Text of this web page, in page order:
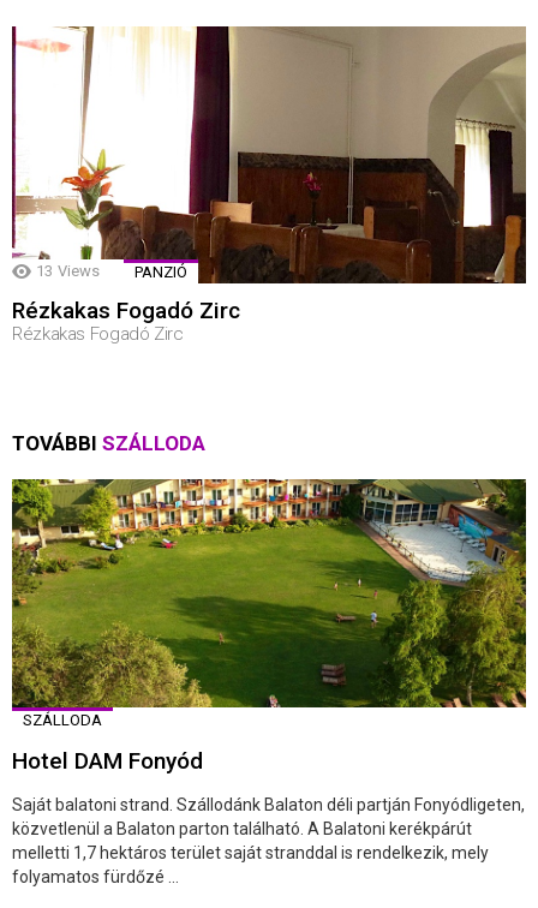
13 Views PANZIÓ
Rézkakas Fogadó Zirc
Rézkakas Fogadó Zirc
TOVÁBBI SZÁLLODA
SZÁLLODA
Hotel DAM Fonyód
Saját balatoni strand. Szállodánk Balaton déli partján Fonyódligeten,
közvetlenül a Balaton parton található. A Balatoni kerékpárút
melletti 1,7 hektáros terület saját stranddal is rendelkezik, mely
folyamatos fürdőzé ...